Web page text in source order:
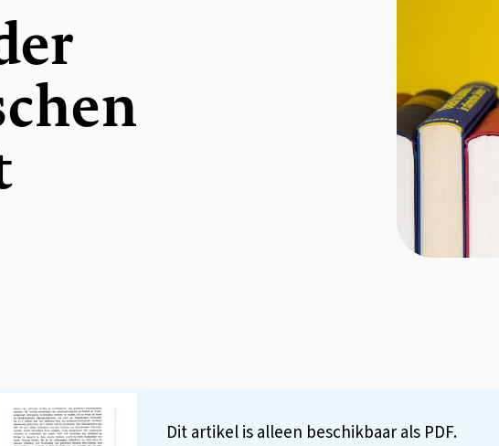
Dit artikel is alleen beschikbaar als PDF.